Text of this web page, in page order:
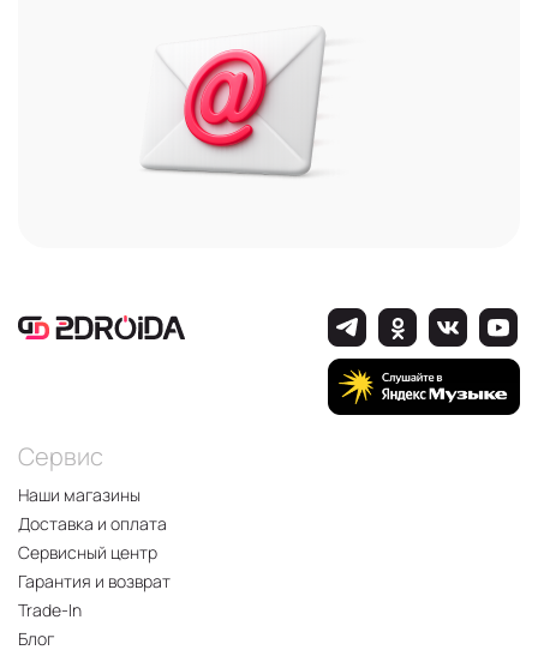
С поддержкой Bluetooth, NFC, Wi-Fi.
Характеристики, «начинка», срок гарантии,
стоимость, комплектация - эта и другая
информация содержится в карточке каждого
Многофункциональный и недорогой гаджет, как и
все смартфоны этого бренда надёжен,
многофункционален, подходит для
требовательных игр и имеет стильный,
узнаваемый дизайн с модулем камеры в форме
лезвия. Также это мобильное устройство
отличается:
Высокой производительностью;
Достоверной передачей цвета и чёткостью
изображения;
Превосходным качеством звука;
Эффективной усовершенствованной системой
Сервис
Наши магазины
Доставка и оплата
Сервисный центр
Гарантия и возврат
Trade-In
Блог